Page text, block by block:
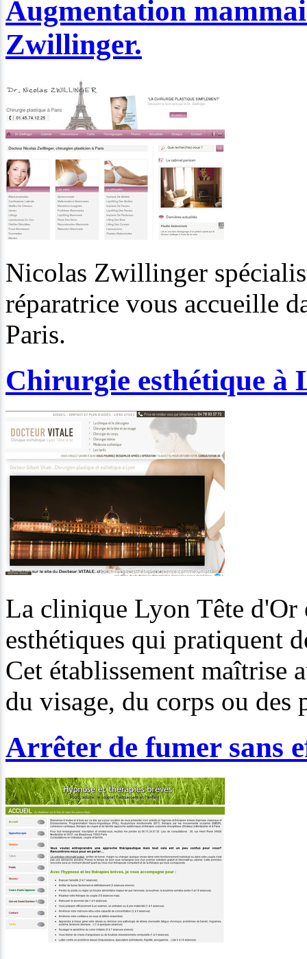
Augmentation
Zwillinger.
Nicolas Zwillinger
réparatrice vous accueille
Paris.
Chirurgie esthétique à
La clinique Lyon Tête d'Or
esthétiques qui pratiquent
Cet établissement maîtrise
du visage, du corps ou des
Arrêter de fumer sans